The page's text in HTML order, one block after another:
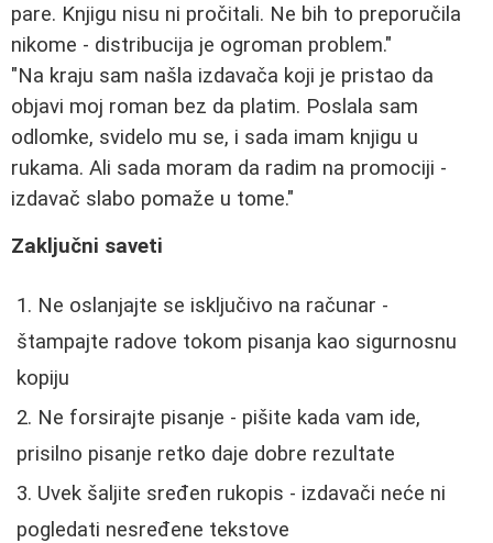
pare. Knjigu nisu ni pročitali. Ne bih to preporučila
nikome - distribucija je ogroman problem."
"Na kraju sam našla izdavača koji je pristao da
objavi moj roman bez da platim. Poslala sam
odlomke, svidelo mu se, i sada imam knjigu u
rukama. Ali sada moram da radim na promociji -
izdavač slabo pomaže u tome."
Zaključni saveti
Ne oslanjajte se isključivo na računar -
štampajte radove tokom pisanja kao sigurnosnu
kopiju
Ne forsirajte pisanje - pišite kada vam ide,
prisilno pisanje retko daje dobre rezultate
Uvek šaljite sređen rukopis - izdavači neće ni
pogledati nesređene tekstove